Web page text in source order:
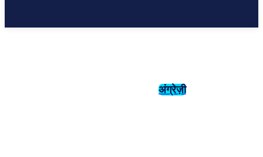
अंग्रेज़ी